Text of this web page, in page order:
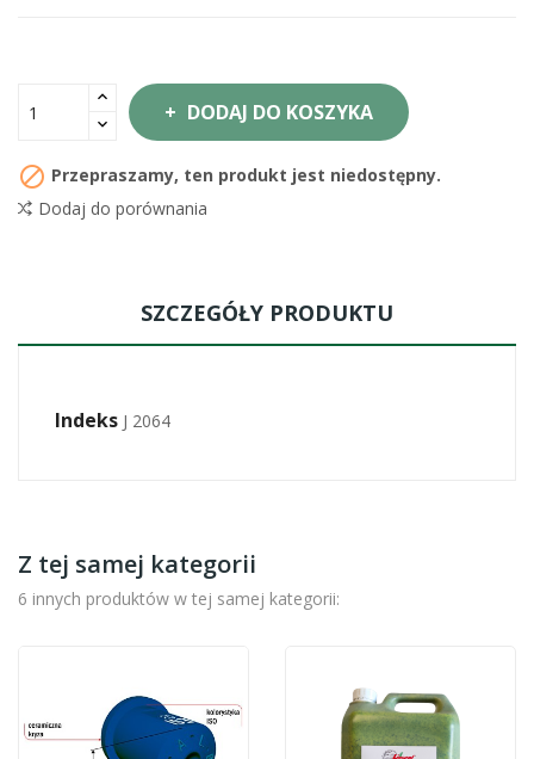
DODAJ DO KOSZYKA
 Przepraszamy, ten produkt jest niedostępny.
Dodaj do porównania
SZCZEGÓŁY PRODUKTU
Indeks J 2064
Z tej samej kategorii
6 innych produktów w tej samej kategorii: